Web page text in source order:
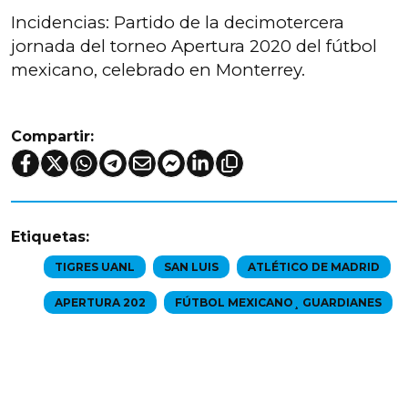
Incidencias: Partido de la decimotercera
jornada del torneo Apertura 2020 del fútbol
mexicano, celebrado en Monterrey.
Compartir:
Etiquetas:
TIGRES UANL SAN LUIS ATLÉTICO DE MADRID
APERTURA 202 FÚTBOL MEXICANO¸ GUARDIANES